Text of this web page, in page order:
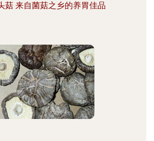
菇 来自菌菇之乡的养胃佳品